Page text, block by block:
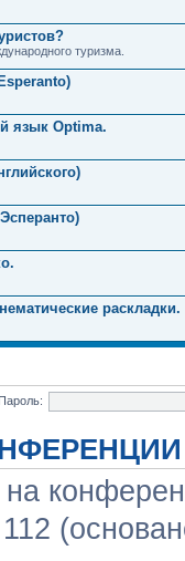
туризма.
язык Optima.
раскладки.
Пароль:
на